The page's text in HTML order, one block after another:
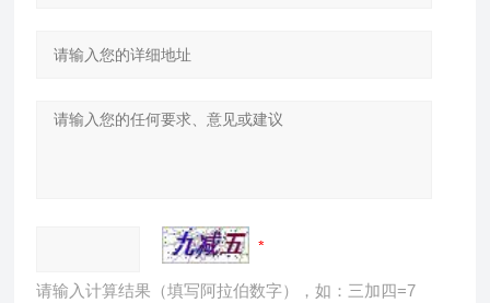
请输入计算结果（填写阿拉伯数字），如：三加四=7